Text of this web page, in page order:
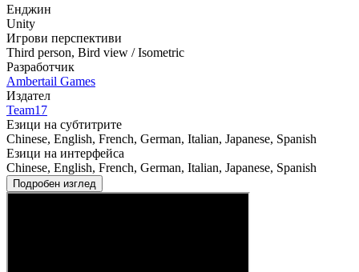
Енджин
Unity
Игрови перспективи
Third person, Bird view / Isometric
Разработчик
Ambertail Games
Издател
Team17
Езици на субтитрите
Chinese, English, French, German, Italian, Japanese, Spanish
Езици на интерфейса
Chinese, English, French, German, Italian, Japanese, Spanish
Подробен изглед